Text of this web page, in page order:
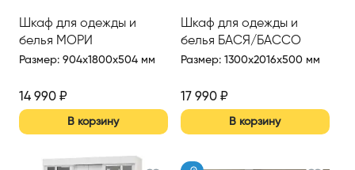
Шкаф для одежды и
белья МОРИ
Размер: 904x1800x504 мм
14 990 ₽
В корзину
Шкаф для одежды и
белья БАСЯ/БАССО
Размер: 1300x2016x500 мм
17 990₽
В корзину